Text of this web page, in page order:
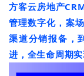
方客云房地产
管理数字化，案
渠道分销报备，
进，全生命周期实